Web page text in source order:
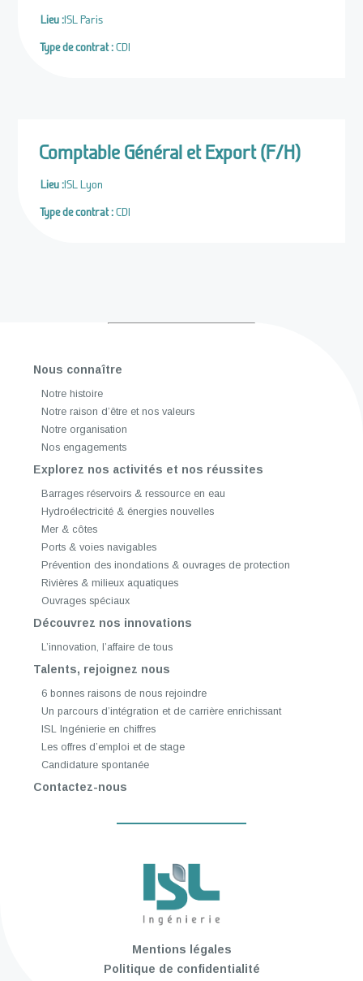
Lieu :ISL Paris
Type de contrat :CDI
Comptable Général et Export (F/H)
Lieu :ISL Lyon
Type de contrat :CDI
Nous connaître
Notre histoire
Notre raison d’être et nos valeurs
Notre organisation
Nos engagements
Explorez nos activités et nos réussites
Barrages réservoirs & ressource en eau
Hydroélectricité & énergies nouvelles
Mer & côtes
Ports & voies navigables
Prévention des inondations & ouvrages de protection
Rivières & milieux aquatiques
Ouvrages spéciaux
Découvrez nos innovations
L’innovation, l’affaire de tous
Talents, rejoignez nous
6 bonnes raisons de nous rejoindre
Un parcours d’intégration et de carrière enrichissant
ISL Ingénierie en chiffres
Les offres d’emploi et de stage
Candidature spontanée
Contactez-nous
Mentions légales
Politique de confidentialité